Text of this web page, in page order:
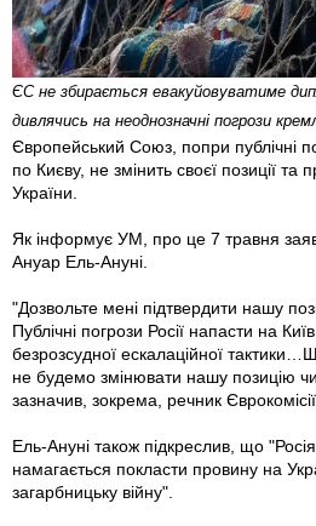
ЄС не збирається евакуйовуватиме
дивлячись на неоднозначні погрози
Європейський Союз, попри публічні
по Києву, не змінить своєї позиції та
України.
Як інформує УМ, про це 7 травня
Ануар Ель-Ануні.
"Дозвольте мені підтвердити нашу
Публічні погрози Росії напасти на
безрозсудної ескалаційної
не будемо змінювати нашу позицію чи
зазначив, зокрема, речник Єврокомісії.
Ель-Ануні також підкреслив, що
намагається покласти провину на
загарбницьку війну".